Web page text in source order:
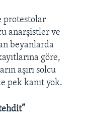
protestolar
anarşistler ve
beyanlarda
göre,
aşırı solcu
pek kanıt yok.